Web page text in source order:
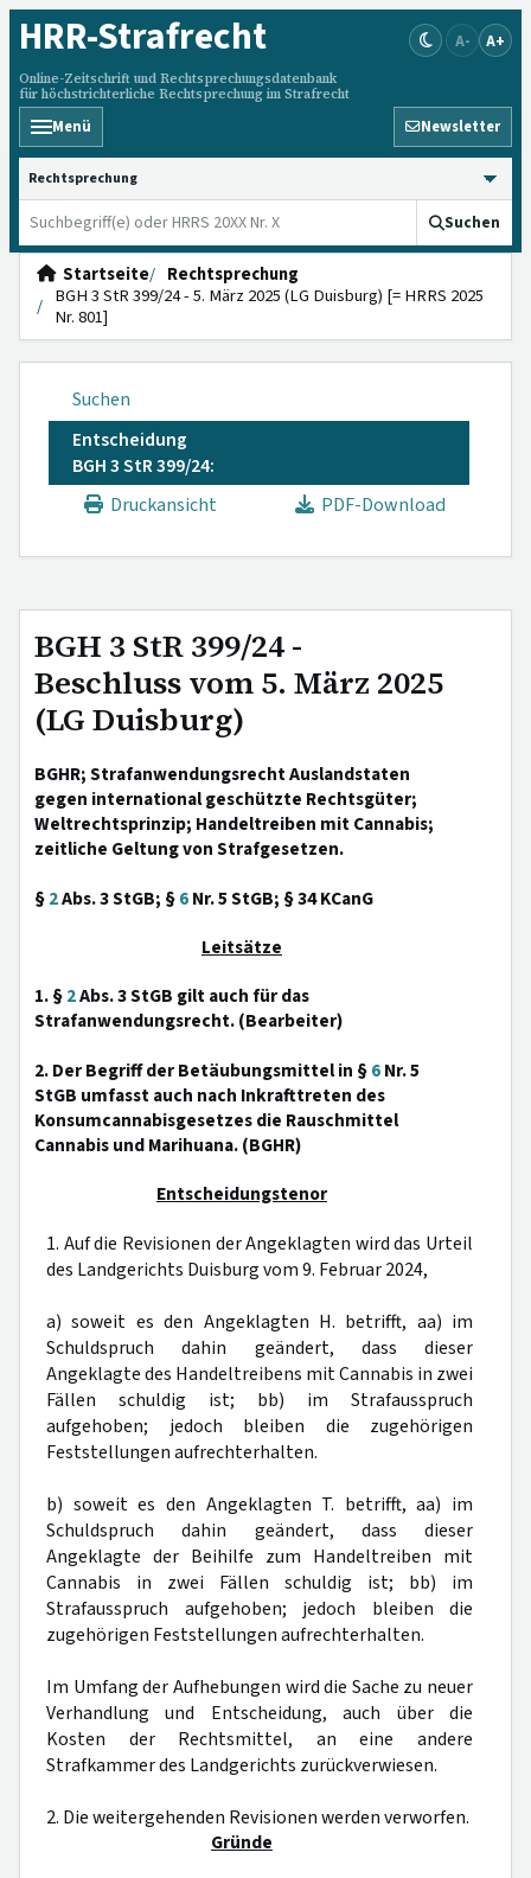
HRR-Strafrecht
Online-Zeitschrift und Rechtsprechungsdatenbank
für höchstrichterliche Rechtsprechung im Strafrecht
A- A+
Menü Newsletter
HRRS durchsuchen
Suchen
Startseite
Rechtsprechung
BGH 3 StR 399/24 - 5. März 2025 (LG Duisburg) [= HRRS 2025
Nr. 801]
Suchen
Entscheidung
BGH 3 StR 399/24:
Druckansicht
PDF-Download
BGH 3 StR 399/24 -
Beschluss vom 5. März 2025
(LG Duisburg)
BGHR; Strafanwendungsrecht Auslandstaten
gegen international geschützte Rechtsgüter;
Weltrechtsprinzip; Handeltreiben mit Cannabis;
zeitliche Geltung von Strafgesetzen.
§2Abs. 3 StGB; §6Nr. 5 StGB; § 34 KCanG
Leitsätze
1. §2Abs. 3 StGB gilt auch für das
Strafanwendungsrecht. (Bearbeiter)
2. Der Begriff der Betäubungsmittel in §6Nr. 5
StGB umfasst auch nach Inkrafttreten des
Konsumcannabisgesetzes die Rauschmittel
Cannabis und Marihuana. (BGHR)
Entscheidungstenor
1. Auf die Revisionen der Angeklagten wird das Urteil
des Landgerichts Duisburg vom 9. Februar 2024,
a) soweit es den Angeklagten H. betrifft, aa) im
Schuldspruch dahin geändert, dass dieser
Angeklagte des Handeltreibens mit Cannabis in zwei
Fällen schuldig ist; bb) im Strafausspruch
aufgehoben; jedoch bleiben die zugehörigen
Feststellungen aufrechterhalten.
b) soweit es den Angeklagten T. betrifft, aa) im
Schuldspruch dahin geändert, dass dieser
Angeklagte der Beihilfe zum Handeltreiben mit
Cannabis in zwei Fällen schuldig ist; bb) im
Strafausspruch aufgehoben; jedoch bleiben die
zugehörigen Feststellungen aufrechterhalten.
Im Umfang der Aufhebungen wird die Sache zu neuer
Verhandlung und Entscheidung, auch über die
Kosten der Rechtsmittel, an eine andere
Strafkammer des Landgerichts zurückverwiesen.
2. Die weitergehenden Revisionen werden verworfen.
Gründe